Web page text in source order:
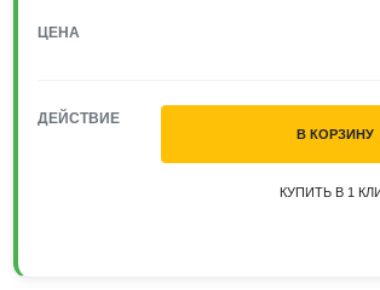
ЦЕНА
ДЕЙСТВИЕ
В КОРЗИНУ
КУПИТЬ В 1